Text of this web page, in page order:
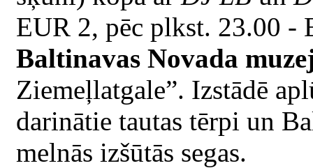
EUR 2, pēc plkst. 23.00 -
Baltinavas Novada
Ziemeļlatgale”. Izstādē
darinātie tautas tērpi un
melnās izšūtās segas.